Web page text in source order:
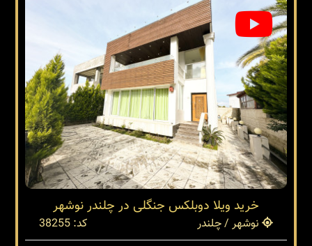
خرید ویلا دوبلکس جنگلی در چلندر نوشهر
نوشهر / چلندر
کد: 38255